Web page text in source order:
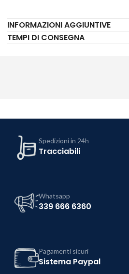
INFORMAZIONI AGGIUNTIVE
TEMPI DI CONSEGNA
Spedizioni in 24h
Tracciabili
Whatsapp
339 666 6360
Pagamenti sicuri
Sistema Paypal